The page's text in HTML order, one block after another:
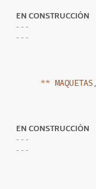
EN CONSTRUCCIÓN
- - -
- - -
**
EN CONSTRUCCIÓN
- - -
- - -